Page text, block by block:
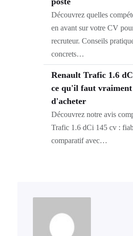
Découvrez quelles
en avant sur votre CV
recruteur. Conseils
concrets…
Renault Trafic 1.6
ce qu'il faut
d'acheter
Découvrez notre avis
Trafic 1.6 dCi 145 cv :
comparatif avec…